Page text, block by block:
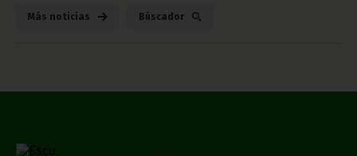
Más noticias Búscador